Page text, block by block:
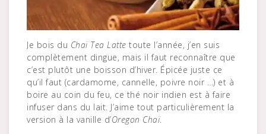
Je bois du Chaï Tea Latte toute l’année, j’en suis
complètement dingue, mais il faut reconnaître que
c’est plutôt une boisson d’hiver. Épicée juste ce
qu’il faut (cardamome, cannelle, poivre noir …) et à
boire au coin du feu, ce thé noir indien est à faire
infuser dans du lait. J’aime tout particulièrement la
version à la vanille d’Oregon Chaï.